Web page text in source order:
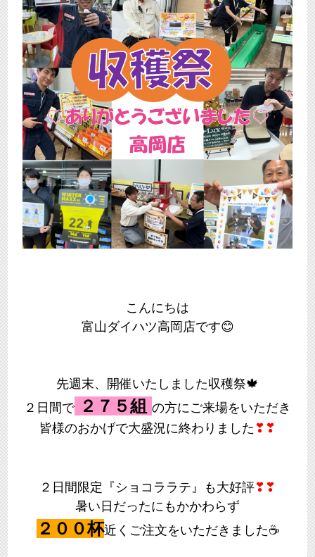
こんにちは
富山ダイハツ高岡店です😊
先週末、開催いたしました収穫祭🍁
２日間で
２７５組 の方にご来場をいただき
皆様のおかげで大盛況に終わりました ❣❣
２日間限定『ショコララテ』も大好評❣❣
暑い日だったにもかかわらず
２００杯近くご注文をいただきました☕